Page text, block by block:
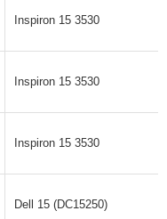
Inspiron 15 3530
Inspiron 15 3530
Inspiron 15 3530
Dell 15 (DC15250)